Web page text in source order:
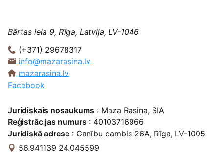
Bārtas iela 9, Rīga, Latvija, LV-1046
(+371) 29678317
info@mazarasina.lv
mazarasina.lv
Facebook
Juridiskais nosaukums : Maza Rasiņa, SIA
Reģistrācijas numurs : 40103716966
Juridiskā adrese : Ganību dambis 26A, Rīga, LV-1005
56.941139 24.045599